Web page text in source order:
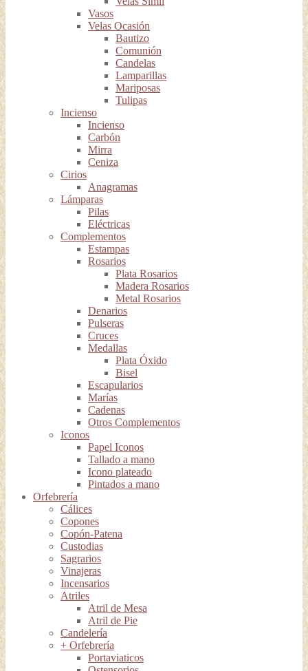
Vasos
Velas Ocasión
Bautizo
Comunión
Candelas
Lamparillas
Mariposas
Tulipas
Incienso
Incienso
Carbón
Mirra
Ceniza
Cirios
Anagramas
Lámparas
Pilas
Eléctricas
Complementos
Estampas
Rosarios
Plata Rosarios
Madera Rosarios
Metal Rosarios
Denarios
Pulseras
Cruces
Medallas
Plata Óxido
Bisel
Escapularios
Marías
Cadenas
Otros Complementos
Iconos
Papel Iconos
Tallado a mano
Icono plateado
Pintados a mano
Orfebrería
Cálices
Copones
Copón-Patena
Custodias
Sagrarios
Vinajeras
Incensarios
Atriles
Atril de Mesa
Atril de Pie
Candelería
+ Orfebrería
Portaviaticos